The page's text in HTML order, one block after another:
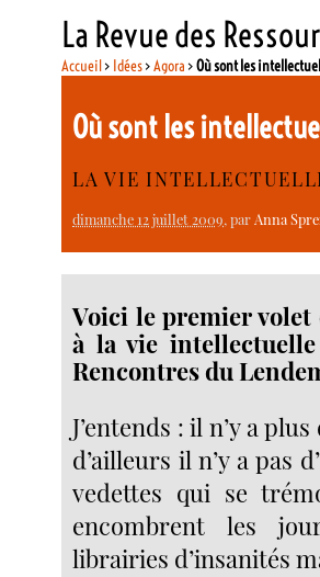
La Revue des
Accueil> Idées>Agora >Où sont les
Où sont les
LA VIE
dimanche 12 juillet 2009, parAnna
Voici le premier volet
à la vie
Rencontres du
J’entends : il n’y a
d’ailleurs il n’y a pas
vedettes qui se
encombrent les
librairies d’insanités